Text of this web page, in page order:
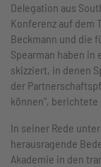
Delegation aus
Konferenz auf dem
Beckmann und die
Spearman haben in
skizziert, in denen
der
können", berichtete
In seiner Rede
herausragende
Akademie in den